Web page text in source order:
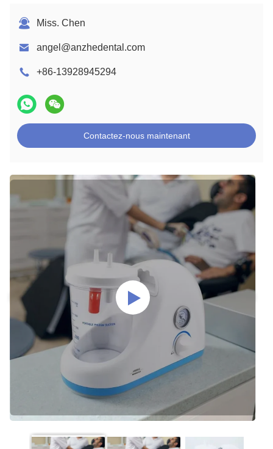
Miss. Chen
angel@anzhedental.com
+86-13928945294
Contactez-nous maintenant